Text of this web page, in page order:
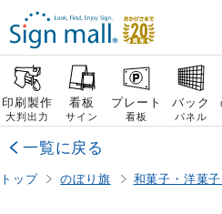
印刷製作
大判出力
看板
サイン
プレート
看板
バック
パネル
一覧に戻る
トップ のぼり旗 和菓子・洋菓